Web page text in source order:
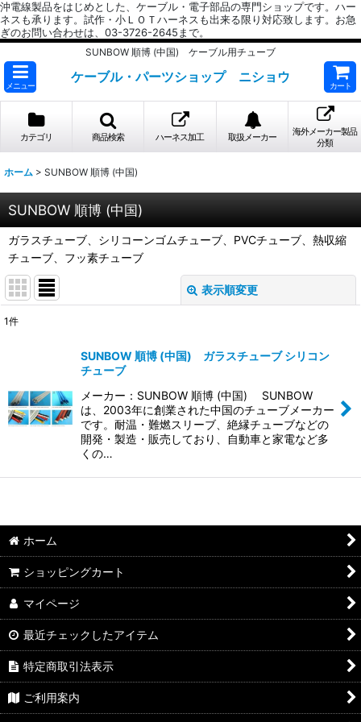
沖電線製品をはじめとした、ケーブル・電子部品の専門ショップです。ハー
ネスも承ります。試作・小ＬＯＴハーネスも出来る限り対応致します。お急
ぎのお問い合わせは、03-3726-2645まで。
SUNBOW 順博 (中国) ケーブル用チューブ
メニュー
ケーブル・パーツショップ ニショウ
カート
カテゴリ 商品検索 ハーネス加工 取扱メーカー
海外メーカー製品
分類
ホーム > SUNBOW 順博 (中国)
SUNBOW 順博 (中国)
ガラスチューブ、シリコーンゴムチューブ、PVCチューブ、熱収縮
チューブ、フッ素チューブ
表示順変更
絞り込む
1件
SUNBOW 順博 (中国) ガラスチューブ シリコン
チューブ
メーカー：SUNBOW 順博 (中国) SUNBOW
は、2003年に創業された中国のチューブメーカー
です。耐温・難燃スリーブ、絶縁チューブなどの
開発・製造・販売しており、自動車と家電など多
くの…
ホーム
ショッピングカート
マイページ
最近チェックしたアイテム
特定商取引法表示
ご利用案内